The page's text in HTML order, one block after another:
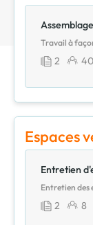
Travail à
2 40
Espaces
Entretien
Entretien des
2 8